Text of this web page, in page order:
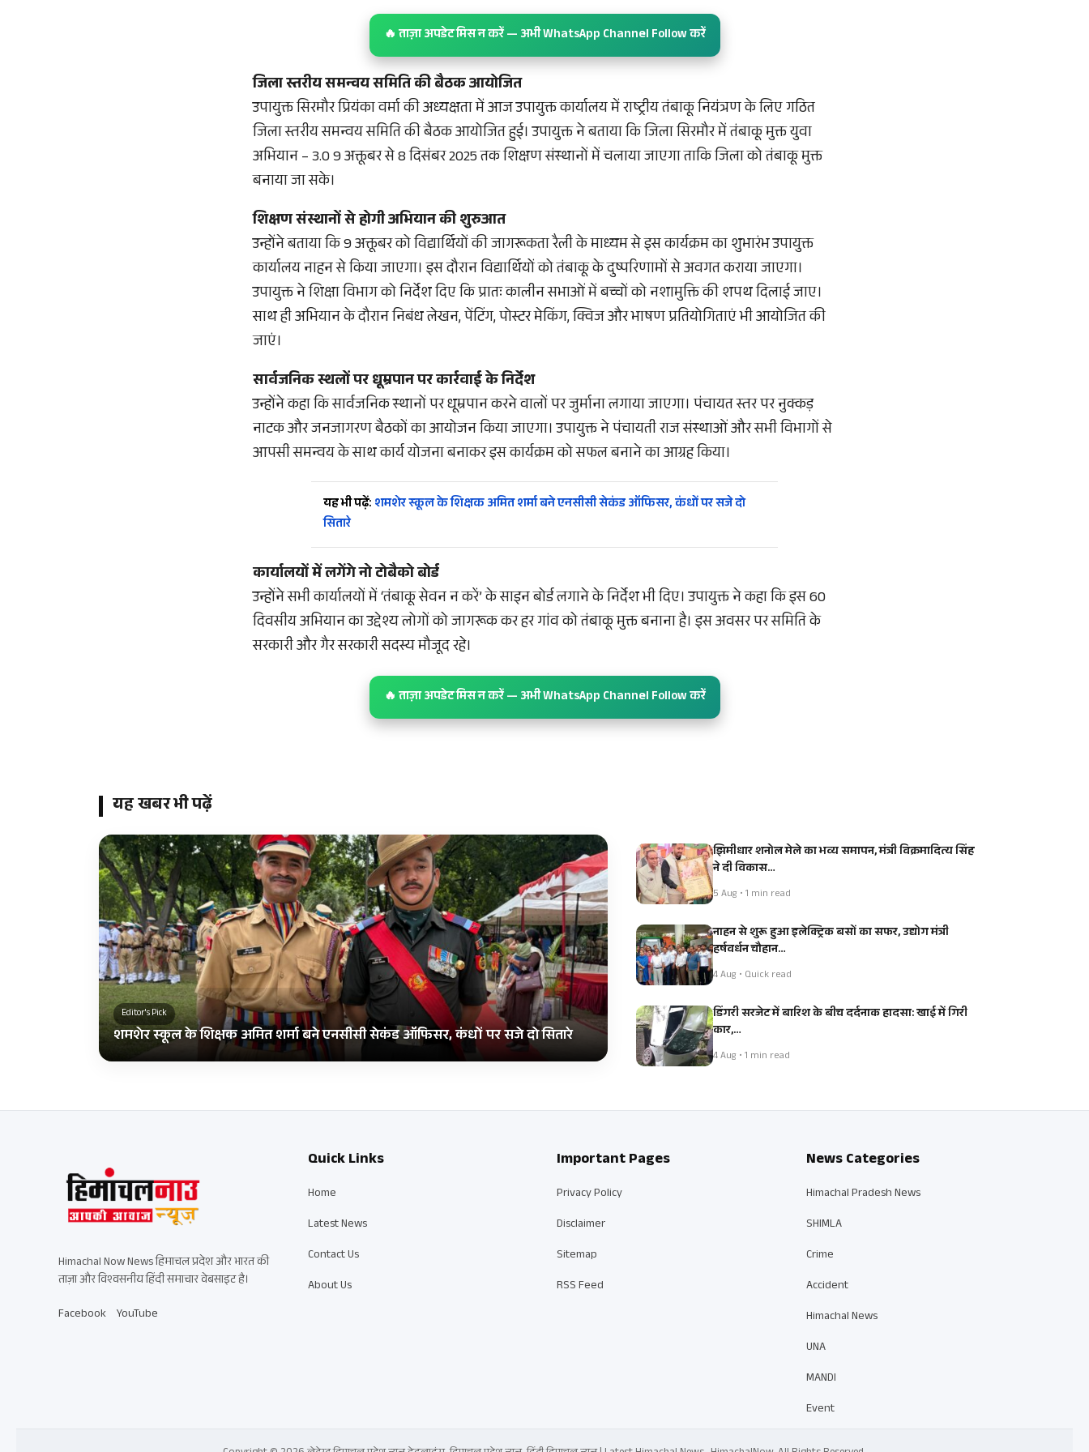
🔥 ताज़ा अपडेट मिस न करें — अभी WhatsApp Channel Follow करें
जिला स्तरीय समन्वय समिति की बैठक आयोजित
उपायुक्त सिरमौर प्रियंका वर्मा की अध्यक्षता में आज उपायुक्त कार्यालय में राष्ट्रीय तंबाकू नियंत्रण के लिए गठित
जिला स्तरीय समन्वय समिति की बैठक आयोजित हुई। उपायुक्त ने बताया कि जिला सिरमौर मेंतंबाकू मुक्त युवा
अभियान – 3.09 अक्तूबर से 8 दिसंबर 2025 तक शिक्षण संस्थानों में चलाया जाएगा ताकि जिला को तंबाकू मुक्त
बनाया जा सके।
शिक्षण संस्थानों से होगी अभियान की शुरुआत
उन्होंने बताया कि 9 अक्तूबर को विद्यार्थियों की जागरूकता रैली के माध्यम से इस कार्यक्रम का शुभारंभ उपायुक्त
कार्यालय नाहन से किया जाएगा। इस दौरान विद्यार्थियों को तंबाकू के दुष्परिणामों से अवगत कराया जाएगा।
उपायुक्त ने शिक्षा विभाग को निर्देश दिए कि प्रातः कालीन सभाओं में बच्चों को नशामुक्ति की शपथ दिलाई जाए।
साथ ही अभियान के दौरान निबंध लेखन, पेंटिंग, पोस्टर मेकिंग, क्विज और भाषण प्रतियोगिताएं भी आयोजित की
जाएं।
सार्वजनिक स्थलों पर धूम्रपान पर कार्रवाई के निर्देश
उन्होंने कहा कि सार्वजनिक स्थानों पर धूम्रपान करने वालों पर जुर्माना लगाया जाएगा। पंचायत स्तर पर नुक्कड़
नाटक और जनजागरण बैठकों का आयोजन किया जाएगा। उपायुक्त ने पंचायती राज संस्थाओं और सभी विभागों से
आपसी समन्वय के साथ कार्य योजना बनाकर इस कार्यक्रम को सफल बनाने का आग्रह किया।
यह भी पढ़ें: शमशेर स्कूल के शिक्षक अमित शर्मा बने एनसीसी सेकंड ऑफिसर, कंधों पर सजे दो
सितारे
कार्यालयों में लगेंगे नो टोबैको बोर्ड
उन्होंने सभी कार्यालयों में ‘तंबाकू सेवन न करें’ के साइन बोर्ड लगाने के निर्देश भी दिए। उपायुक्त ने कहा कि इस 60
दिवसीय अभियान का उद्देश्य लोगों को जागरूक कर हर गांव को तंबाकू मुक्त बनाना है। इस अवसर पर समिति के
सरकारी और गैर सरकारी सदस्य मौजूद रहे।
🔥 ताज़ा अपडेट मिस न करें — अभी WhatsApp Channel Follow करें
यह खबर भी पढ़ें
Editor's Pick
शमशेर स्कूल के शिक्षक अमित शर्मा बने एनसीसी सेकंड ऑफिसर, कंधों पर सजे दो सितारे
झिमीधार शनोल मेले का भव्य समापन, मंत्री विक्रमादित्य सिंह
ने दी विकास…
5 Aug • 1 min read
नाहन से शुरू हुआ इलेक्ट्रिक बसों का सफर, उद्योग मंत्री
हर्षवर्धन चौहान…
4 Aug • Quick read
डिंगरी सरजेट में बारिश के बीच दर्दनाक हादसा: खाई में गिरी
कार,…
4 Aug • 1 min read
Himachal Now News हिमाचल प्रदेश और भारत की
ताज़ा और विश्वसनीय हिंदी समाचार वेबसाइट है।
Facebook YouTube
Quick Links
Home
Latest News
Contact Us
About Us
Important Pages
Privacy Policy
Disclaimer
Sitemap
RSS Feed
News Categories
Himachal Pradesh News
SHIMLA
Crime
Accident
Himachal News
UNA
MANDI
Event